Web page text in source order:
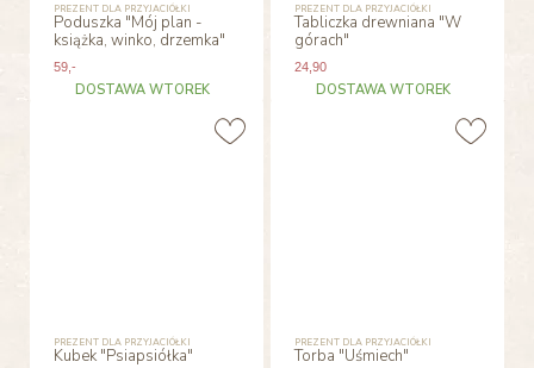
PREZENT DLA PRZYJACIÓŁKI
Poduszka "Mój plan -
książka, winko, drzemka"
59,-
DOSTAWA WTOREK
PREZENT DLA PRZYJACIÓŁKI
Tabliczka drewniana "W
górach"
24 ,90
DOSTAWA WTOREK
PREZENT DLA PRZYJACIÓŁKI
Kubek "Psiapsiółka"
PREZENT DLA PRZYJACIÓŁKI
Torba "Uśmiech"